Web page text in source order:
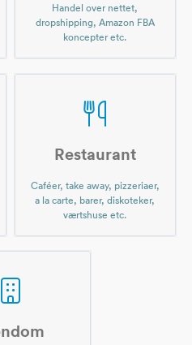
Handel over nettet,
dropshipping, Amazon FBA
koncepter etc.
Restaurant
Caféer, take away, pizzeriaer,
a la carte, barer, diskoteker,
værtshuse etc.